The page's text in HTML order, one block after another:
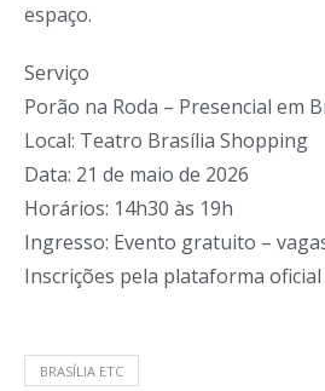
espaço.
Serviço
Porão na Roda – Presencial em
Local: Teatro Brasília Shopping
Data: 21 de maio de 2026
Horários: 14h30 às 19h
Ingresso: Evento gratuito –
Inscrições pela plataforma
BRASÍLIA ETC